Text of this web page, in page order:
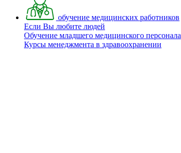
обучение медицинских работников
Если Вы любите людей
Обучение младшего медицинского персонала
Курсы менеджмента в здравоохранении